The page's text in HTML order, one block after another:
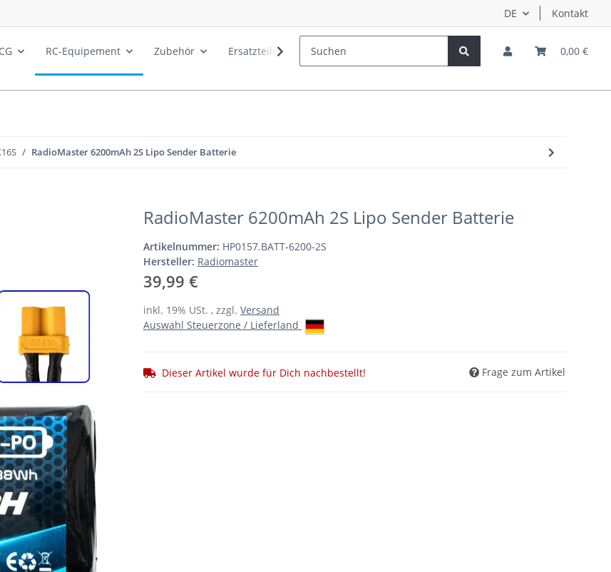
DE Kontakt
0,00 €
RC-Equipement Zubehör Ersatzteile Hersteller
RadioMaster 6200mAh 2S Lipo Sender Batterie
RadioMaster 6200mAh 2S Lipo Sender Batterie
Artikelnummer: HP0157.BATT-6200-2S
Hersteller: Radiomaster
39,99 €
inkl. 19% USt. , zzgl. Versand
Auswahl Steuerzone / Lieferland
Dieser Artikel wurde für Dich nachbestellt! Frage zum Artikel